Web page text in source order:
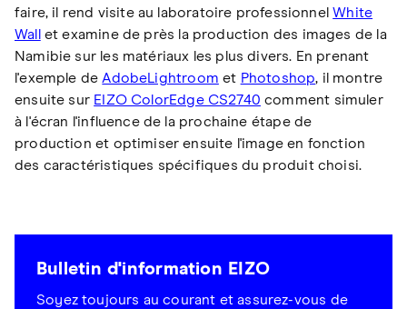
faire, il rend visite au laboratoire professionnelWhite
Wall
et examine de près la production des images de la
Namibie sur les matériaux les plus divers. En prenant
l'exemple de AdobeLightroom et Photoshop, il montre
ensuite sur EIZO ColorEdge CS2740 comment simuler
à l'écran l'influence de la prochaine étape de
production et optimiser ensuite l'image en fonction
des caractéristiques spécifiques du produit choisi.
Bulletin d'information EIZO
Soyez toujours au courant et assurez-vous de